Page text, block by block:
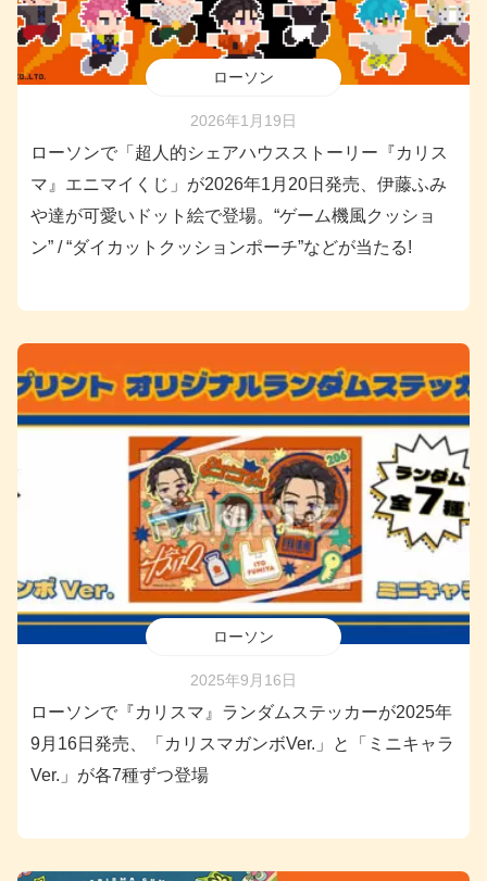
ローソン
2026年1月19日
ローソンで「超人的シェアハウスストーリー『カリス
マ』エニマイくじ」が2026年1月20日発売、伊藤ふみ
や達が可愛いドット絵で登場。“ゲーム機風クッショ
ン” / “ダイカットクッションポーチ”などが当たる!
ローソン
2025年9月16日
ローソンで『カリスマ』ランダムステッカーが2025年
9月16日発売、「カリスマガンボVer.」と「ミニキャラ
Ver.」が各7種ずつ登場